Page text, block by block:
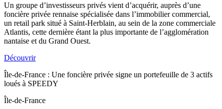
Un groupe d’investisseurs privés vient d’acquérir, auprès d’une
foncière privée rennaise spécialisée dans l’immobilier commercial,
un retail park situé à Saint-Herblain, au sein de la zone commerciale
Atlantis, cette dernière étant la plus importante de l’agglomération
nantaise et du Grand Ouest.
Découvrir
Île-de-France : Une foncière privée signe un portefeuille de 3 actifs
loués à SPEEDY
Île-de-France